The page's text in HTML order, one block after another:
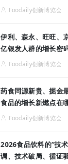
演讲！
Foodaily创新博览会
伊利、森永、旺旺、
亿银发人群的增长密
Foodaily创新博览会
药食同源新贵、掘金
食品的增长新燃点在
Foodaily创新博览会
2026食品饮料的“技
调、技术破局、循证